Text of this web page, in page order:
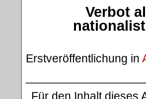
Verbot
Erstveröffentlichung in
Für den Inhalt dieses